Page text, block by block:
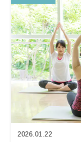
2026.01.22